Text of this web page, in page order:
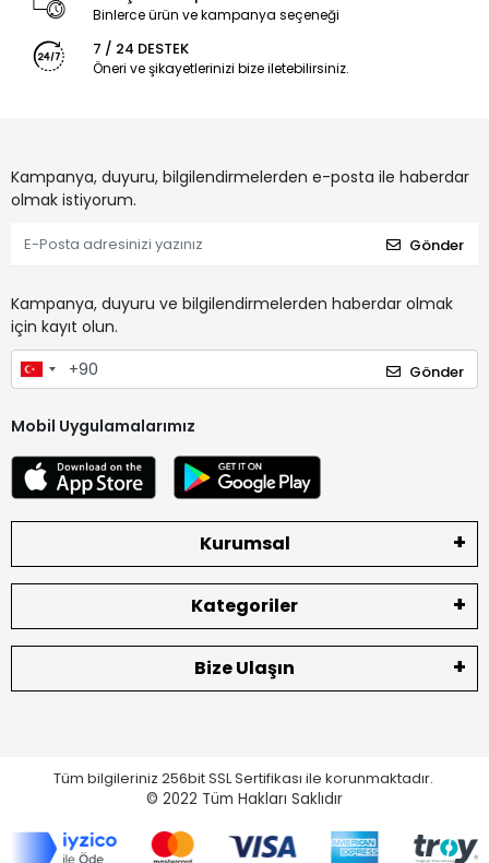
Binlerce ürün ve kampanya seçeneği
7 / 24 DESTEK
Öneri ve şikayetlerinizi bize iletebilirsiniz.
Kampanya, duyuru, bilgilendirmelerden e-posta ile haberdar
olmak istiyorum.
Gönder
Kampanya, duyuru ve bilgilendirmelerden haberdar olmak
için kayıt olun.
Gönder
Mobil Uygulamalarımız
Kurumsal
Kategoriler
Bize Ulaşın
Tüm bilgileriniz 256bit SSL Sertifikası ile korunmaktadır.
© 2022 Tüm Hakları Saklıdır